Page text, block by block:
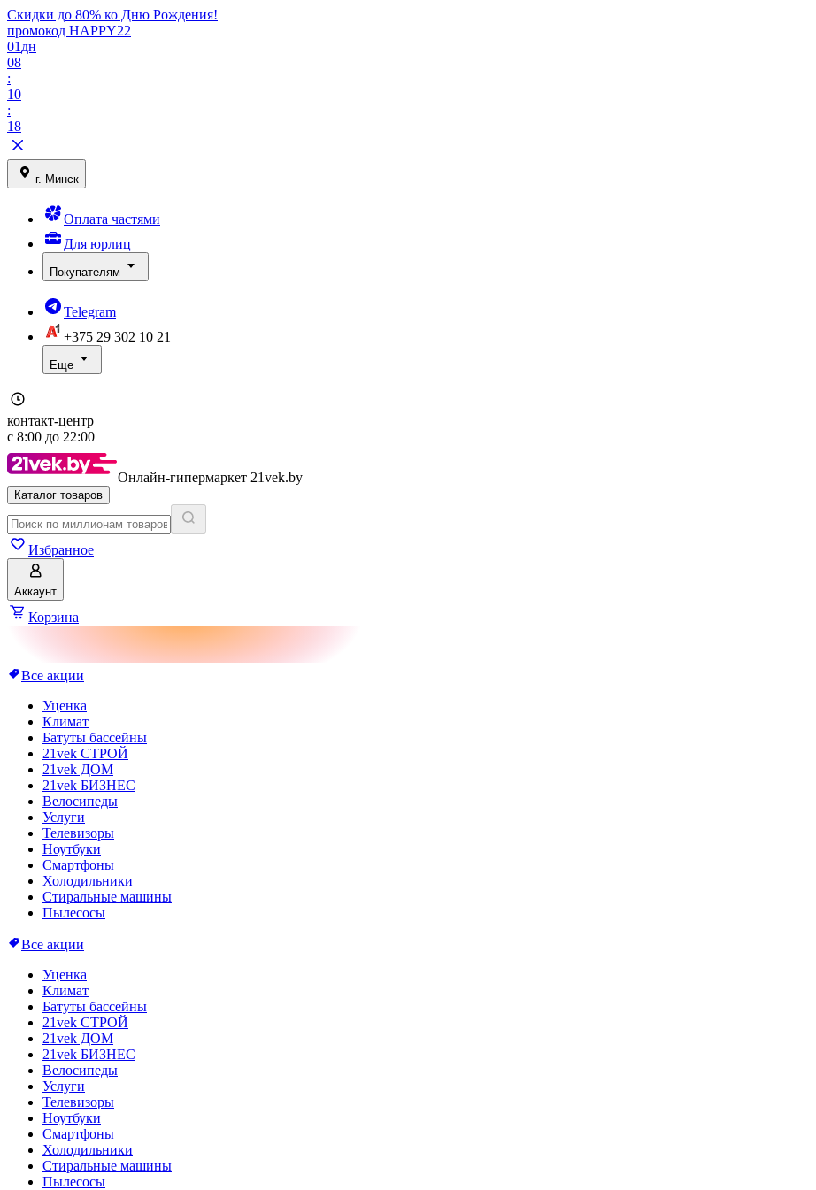
Скидки до 80% ко Дню Рождения!
промокод HAPPY22
01 дн
08
:
10
:
18
г. Минск
Оплата частями
Для юрлиц
Покупателям
Telegram
+375 29 302 10 21
Еще
контакт-центр
с 8:00 до 22:00
Онлайн-гипермаркет 21vek.by
Каталог товаров
Избранное
Аккаунт
Корзина
Все акции
Уценка
Климат
Батуты бассейны
21vek СТРОЙ
21vek ДОМ
21vek БИЗНЕС
Велосипеды
Услуги
Телевизоры
Ноутбуки
Смартфоны
Холодильники
Стиральные машины
Пылесосы
Все акции
Уценка
Климат
Батуты бассейны
21vek СТРОЙ
21vek ДОМ
21vek БИЗНЕС
Велосипеды
Услуги
Телевизоры
Ноутбуки
Смартфоны
Холодильники
Стиральные машины
Пылесосы